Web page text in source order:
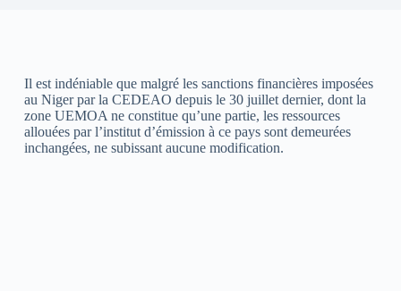
Il est indéniable que malgré les sanctions financières imposées
au Niger par la CEDEAO depuis le 30 juillet dernier, dont la
zone UEMOA ne constitue qu’une partie, les ressources
allouées par l’institut d’émission à ce pays sont demeurées
inchangées, ne subissant aucune modification.